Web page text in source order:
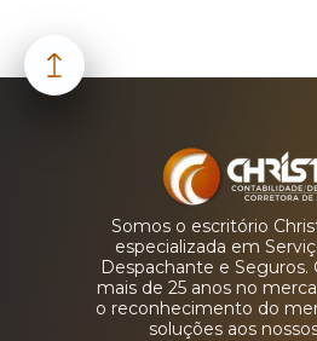
Somos o escritório
especializada em
Despachante e Seguros.
mais de 25 anos no
o reconhecimento do
soluções aos